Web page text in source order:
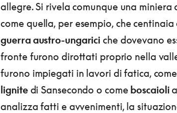
allegre. Si rivela comunque una
come quella, per esempio, che centinaia
guerra austro-ungarici che dovevano
fronte furono dirottati proprio nella
furono impiegati in lavori di fatica,
lignitedi Sansecondo o come boscaioli
analizza fatti e avvenimenti, la